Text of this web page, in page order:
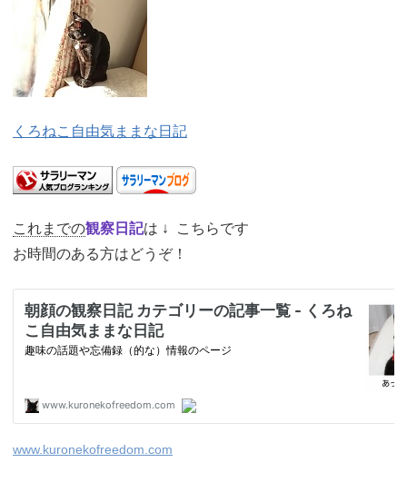
くろねこ自由気ままな日記
これまでの観察日記は ↓ こちらです
お時間のある方はどうぞ！
www.kuronekofreedom.com